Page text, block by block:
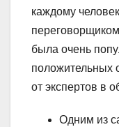
каждому
была очень
положительных
от экспертов в
Одним из